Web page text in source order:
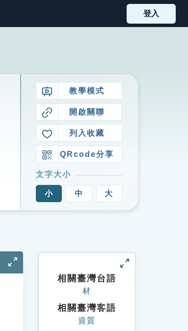
登入
教學模式
開啟關聯
列入收藏
QRcode分享
文字大小
小 中 大
相關臺灣台語
材
相關臺灣客語
資質